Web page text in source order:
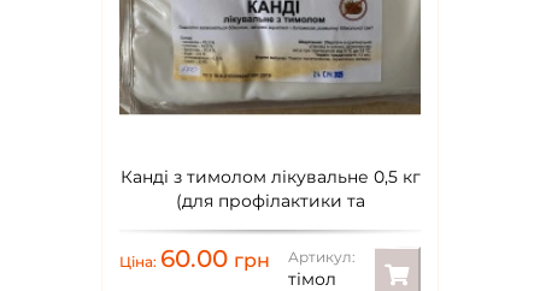
Канді з тимолом лікувальне 0,5 кг
(для профілактики та
підживлення бджіл) timol
Ціна: 60.00 грн Артикул:
тімол